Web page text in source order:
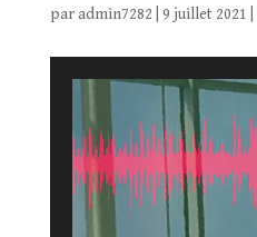
paradmin7282 9 juillet 2021